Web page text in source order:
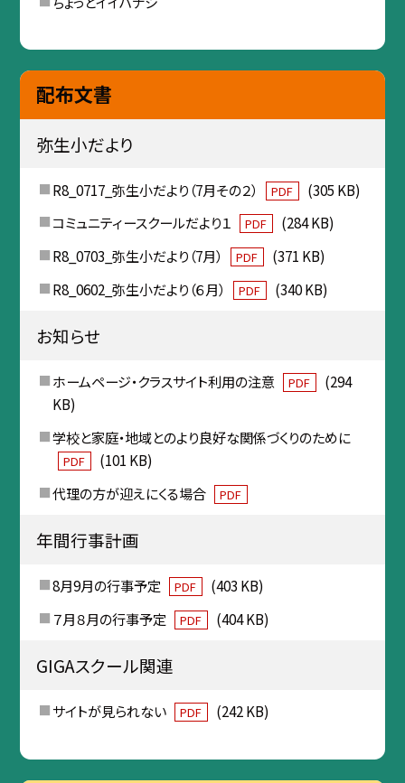
配布文書
弥生小だより
R8_0717_弥生小だより（7月その２） PDF
(305 KB)
コミュニティースクールだより１
PDF
(284 KB)
R8_0703_弥生小だより（7月）
PDF
(371 KB)
R8_0602_弥生小だより（６月）
PDF (340 KB)
お知らせ
ホームページ・クラスサイト利用の注意 PDF
(294
KB)
学校と家庭・地域とのより良好な関係づくりのために
PDF
(101 KB)
代理の方が迎えにくる場合
PDF
年間行事計画
8月9月の行事予定 PDF
(403 KB)
７月８月の行事予定
PDF (404 KB)
GIGAスクール関連
サイトが見られない PDF (242 KB)